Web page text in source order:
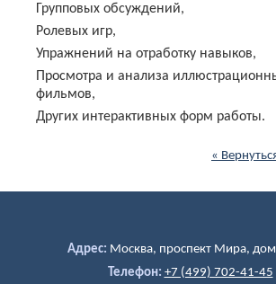
Групповых обсуждений,
Ролевых игр,
Упражнений на отработку навыков,
Просмотра и анализа
фильмов,
Других интерактивных форм работы.
«
Адрес: Москва, проспект Мира,
Телефон: +7 (499) 702-41-45